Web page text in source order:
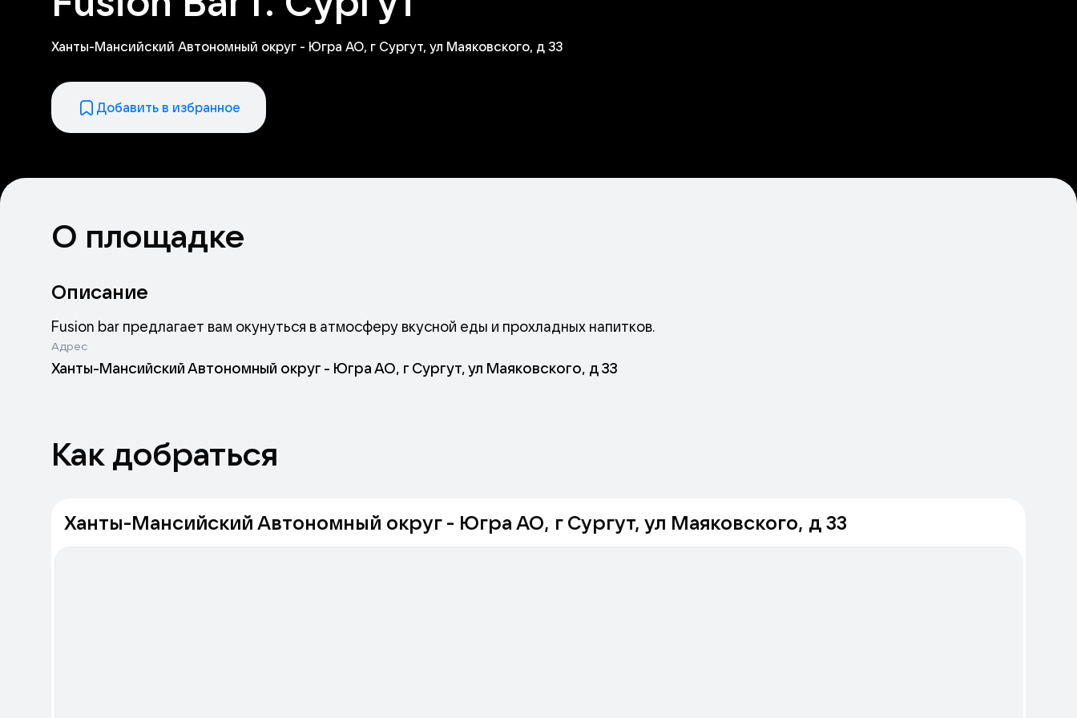
Ханты-Мансийский Автономный округ - Югра АО, г Сургут, ул Маяковского, д 33
Добавить в избранное
О площадке
Описание
Fusion bar предлагает вам окунуться в атмосферу вкусной еды и прохладных напитков.
Адрес
Ханты-Мансийский Автономный округ - Югра АО, г Сургут, ул Маяковского, д 33
Как добраться
Ханты-Мансийский Автономный округ - Югра АО, г Сургут, ул Маяковского, д 33